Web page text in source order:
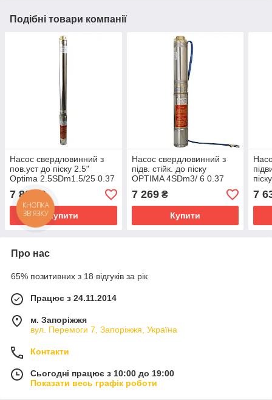
Подібні товари компанії
Насос свердловинний з
пов.уст до піску 2.5"
Optima 2.5SDm1.5/25 0.37
кВт 67м + пульт + кабель
15 м
7 893 ₴
Купити
Насос свердловинний з
підв. стійк. до піску
OPTIMA 4SDm3/ 6 0.37
кВт 44м + пульт+кабель
1.5м NEW
7 269₴
Купити
0,37
7
Про нас
65% позитивних з 18 відгуків за рік
Працює з 24.11.2014
м. Запоріжжя
вул. Перемоги 7, Запоріжжя, Україна
Контакти
Сьогодні працює з 10:00 до 19:00
Показати весь графік роботи
КНОПКА
ЗВ'ЯЗКУ